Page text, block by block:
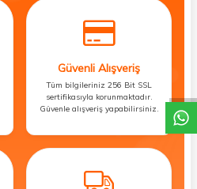
Güvenli Alışveriş
Tüm bilgileriniz 256 Bit SSL
sertifikasıyla korunmaktadır.
Güvenle alışveriş yapabilirsiniz.